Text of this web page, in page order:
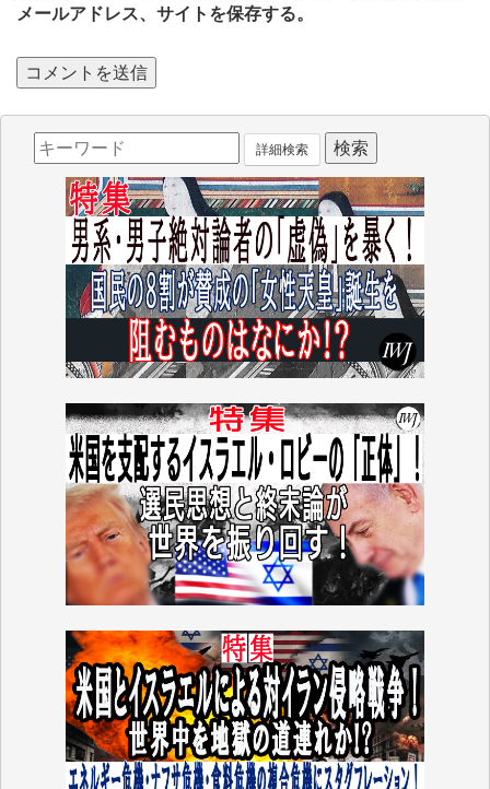
メールアドレス、サイトを保存する。
詳細検索